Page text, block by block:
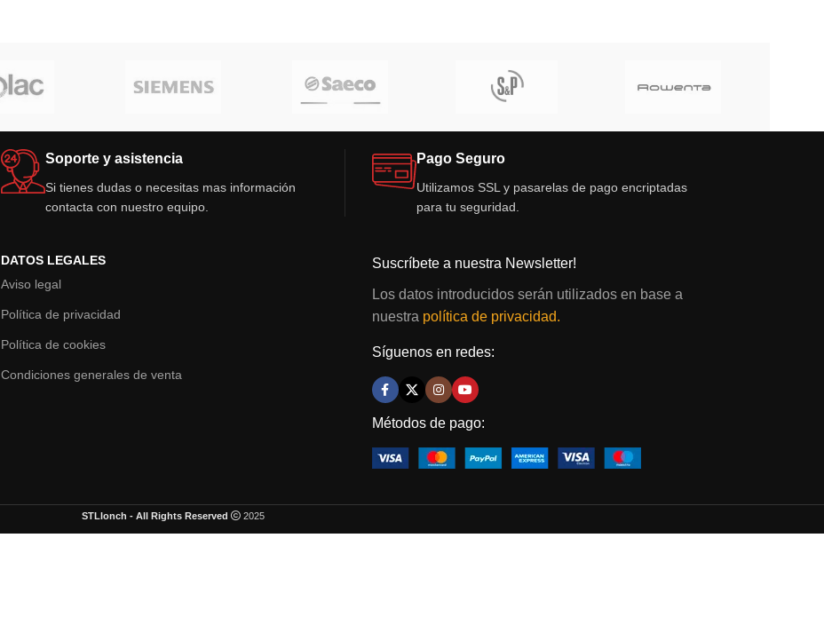
Soporte y asistencia
Si tienes dudas o necesitas mas información
contacta con nuestro equipo.
Pago Seguro
Utilizamos SSL y pasarelas de pago encriptadas
para tu seguridad.
DATOS LEGALES
Aviso legal
Política de privacidad
Política de cookies
Condiciones generales de venta
Suscríbete a nuestra Newsletter!
Los datos introducidos serán utilizados en base a
nuestra política de privacidad.
Síguenos en redes:
Métodos de pago:
STLlonch - All Rights Reserved 2025